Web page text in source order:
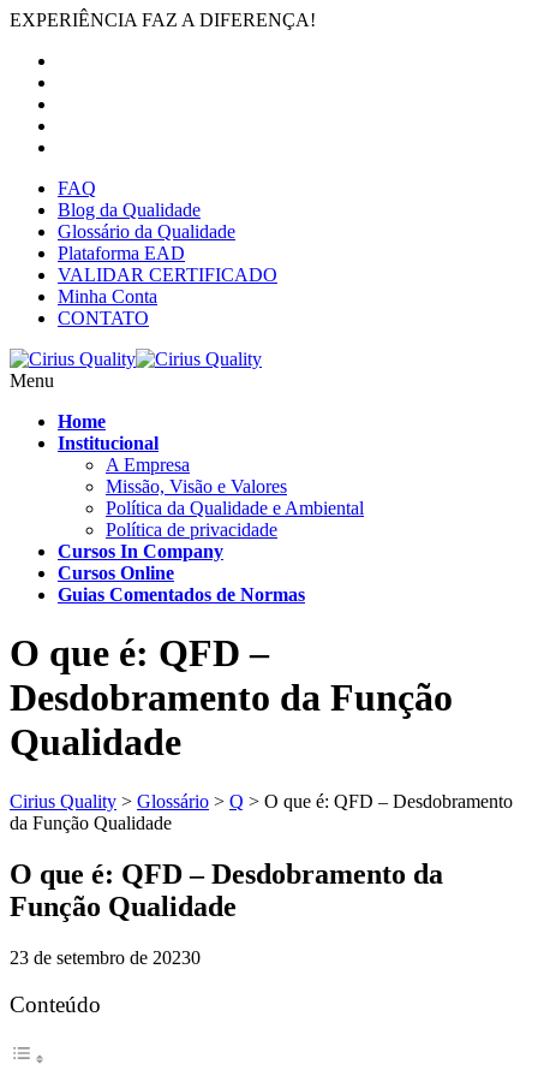
EXPERIÊNCIA FAZ A DIFERENÇA!
FAQ
Blog da Qualidade
Glossário da Qualidade
Plataforma EAD
VALIDAR CERTIFICADO
Minha Conta
CONTATO
Menu
Home
Institucional
A Empresa
Missão, Visão e Valores
Política da Qualidade e Ambiental
Política de privacidade
Cursos In Company
Cursos Online
Guias Comentados de Normas
O que é: QFD –
Desdobramento da Função
Qualidade
Cirius Quality > Glossário > Q > O que é: QFD – Desdobramento
da Função Qualidade
O que é: QFD – Desdobramento da
Função Qualidade
23 de setembro de 20230
Conteúdo